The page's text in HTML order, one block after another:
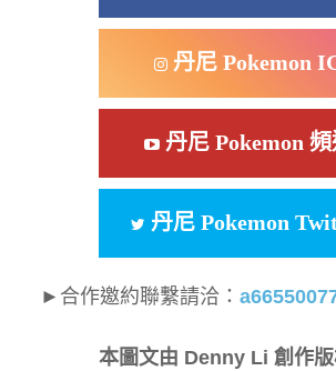
丹尼 Pokemon
丹尼 Pokemon 頻
丹尼 Pokemon
►合作邀約聯繫請洽：
本圖文由 Denny Li 創作